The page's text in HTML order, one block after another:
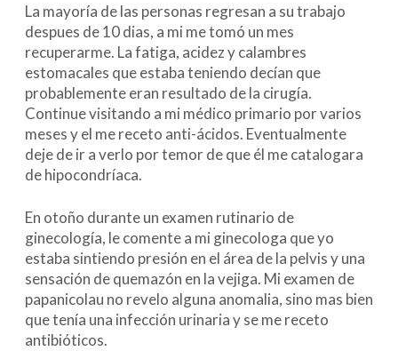
La mayoría de las personas regresan a su trabajo
despues de 10 dias, a mi me tomó un mes
recuperarme. La fatiga, acidez y calambres
estomacales que estaba teniendo decían que
probablemente eran resultado de la cirugía.
Continue visitando a mi médico primario por varios
meses y el me receto anti-ácidos. Eventualmente
deje de ir a verlo por temor de que él me catalogara
de hipocondríaca.
En otoño durante un examen rutinario de
ginecología, le comente a mi ginecologa que yo
estaba sintiendo presión en el área de la pelvis y una
sensación de quemazón en la vejiga. Mi examen de
papanicolau no revelo alguna anomalia, sino mas bien
que tenía una infección urinaria y se me receto
antibióticos.